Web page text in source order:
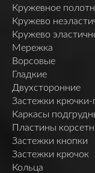
Кружевное
Кружево
Кружево
Мережка
Ворсовые
Гладкие
Двухсторонние
Застежки крючки-
Каркасы
Пластины
Застежки кнопки
Застежки крючок
Кольца